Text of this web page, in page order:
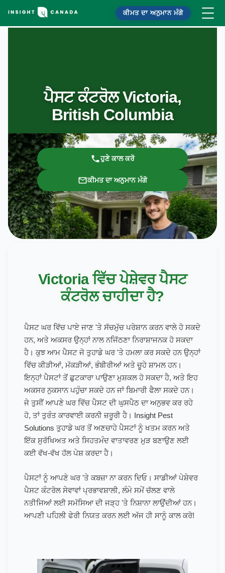
ਕੀਮਤ ਦਾ ਅਨੁਮਾਨ ਮੰਗੋ
ਪੈਸਟ ਕੰਟਰੋਲ Victoria,
British Columbia
ਹੁਣੇ ਕਾਲ ਕਰੋ
ਕੀਮਤ ਦਾ ਅਨੁਮਾਨ ਮੰਗੋ
Victoria ਵਿੱਚ ਪੇਸ਼ੇਵਰ ਪੈਸਟ
ਕੰਟਰੋਲ ਚਾਹੀਦਾ ਹੈ?
ਪੈਸਟ ਘਰ ਵਿੱਚ ਪਾਏ ਜਾਣ 'ਤੇ ਸੱਚਮੁੱਚ ਪਰੇਸ਼ਾਨ ਕਰਨ ਵਾਲੇ ਹੋ ਸਕਦੇ
ਹਨ, ਅਤੇ ਅਕਸਰ ਉਨ੍ਹਾਂ ਨਾਲ ਨਜਿੱਠਣਾ ਨਿਰਾਸ਼ਾਜਨਕ ਹੋ ਸਕਦਾ
ਹੈ। ਕੁਝ ਆਮ ਪੈਸਟ ਜੋ ਤੁਹਾਡੇ ਘਰ 'ਤੇ ਹਮਲਾ ਕਰ ਸਕਦੇ ਹਨ ਉਨ੍ਹਾਂ
ਵਿੱਚ ਕੀੜੀਆਂ, ਮੱਕੜੀਆਂ, ਭੰਬੀਰੀਆਂ ਅਤੇ ਚੂਹੇ ਸ਼ਾਮਲ ਹਨ।
ਇਨ੍ਹਾਂ ਪੈਸਟਾਂ ਤੋਂ ਛੁਟਕਾਰਾ ਪਾਉਣਾ ਮੁਸ਼ਕਲ ਹੋ ਸਕਦਾ ਹੈ, ਅਤੇ ਇਹ
ਅਕਸਰ ਨੁਕਸਾਨ ਪਹੁੰਚਾ ਸਕਦੇ ਹਨ ਜਾਂ ਬਿਮਾਰੀ ਫੈਲਾ ਸਕਦੇ ਹਨ।
ਜੇ ਤੁਸੀਂ ਆਪਣੇ ਘਰ ਵਿੱਚ ਪੈਸਟ ਦੀ ਘੁਸਪੈਠ ਦਾ ਅਨੁਭਵ ਕਰ ਰਹੇ
ਹੋ, ਤਾਂ ਤੁਰੰਤ ਕਾਰਵਾਈ ਕਰਨੀ ਜ਼ਰੂਰੀ ਹੈ। Insight Pest
Solutions ਤੁਹਾਡੇ ਘਰ ਤੋਂ ਅਣਚਾਹੇ ਪੈਸਟਾਂ ਨੂੰ ਖਤਮ ਕਰਨ ਅਤੇ
ਇੱਕ ਸੁਰੱਖਿਅਤ ਅਤੇ ਸਿਹਤਮੰਦ ਵਾਤਾਵਰਣ ਮੁੜ ਬਣਾਉਣ ਲਈ
ਕਈ ਵੱਖ-ਵੱਖ ਹੱਲ ਪੇਸ਼ ਕਰਦਾ ਹੈ।
ਪੈਸਟਾਂ ਨੂੰ ਆਪਣੇ ਘਰ 'ਤੇ ਕਬਜ਼ਾ ਨਾ ਕਰਨ ਦਿਓ। ਸਾਡੀਆਂ ਪੇਸ਼ੇਵਰ
ਪੈਸਟ ਕੰਟਰੋਲ ਸੇਵਾਵਾਂ ਪ੍ਰਭਾਵਸ਼ਾਲੀ, ਲੰਮੇ ਸਮੇਂ ਚੱਲਣ ਵਾਲੇ
ਨਤੀਜਿਆਂ ਲਈ ਸਮੱਸਿਆ ਦੀ ਜੜ੍ਹ 'ਤੇ ਨਿਸ਼ਾਨਾ ਲਾਉਂਦੀਆਂ ਹਨ।
ਆਪਣੀ ਪਹਿਲੀ ਫੇਰੀ ਨਿਯਤ ਕਰਨ ਲਈ ਅੱਜ ਹੀ ਸਾਨੂੰ ਕਾਲ ਕਰੋ!